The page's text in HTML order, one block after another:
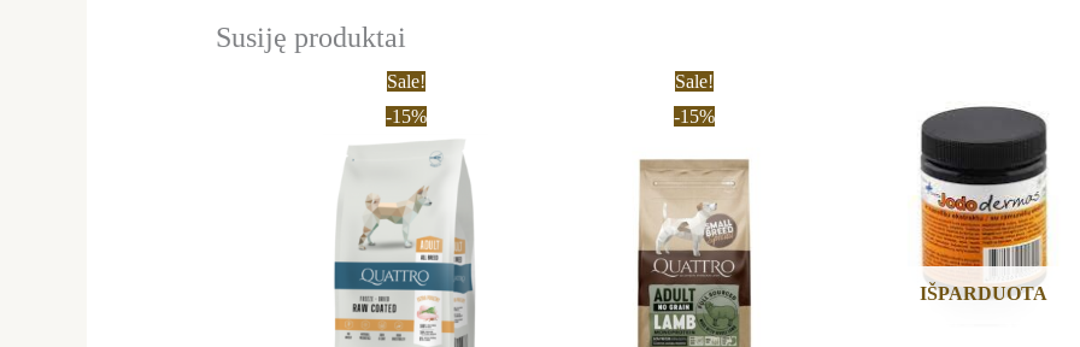
Susiję produktai
Sale!
-15%
through
35,69 €
has
multiple
The
options
may
Sale!
-15%
41,65 €
The
IŠPARDUOTA